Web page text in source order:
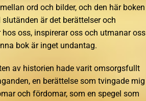
ord och bilder, och den här boken
är det berättelser och
oss, inspirerar oss och utmanar oss
bok är inget undantag.
av historien hade varit omsorgsfullt
en berättelse som tvingade mig
och fördomar, som en spegel som